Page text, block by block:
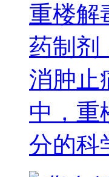
重楼解
药制剂
消肿止
中，重
分的科